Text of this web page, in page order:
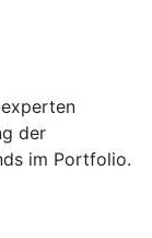
der
im Portfolio.